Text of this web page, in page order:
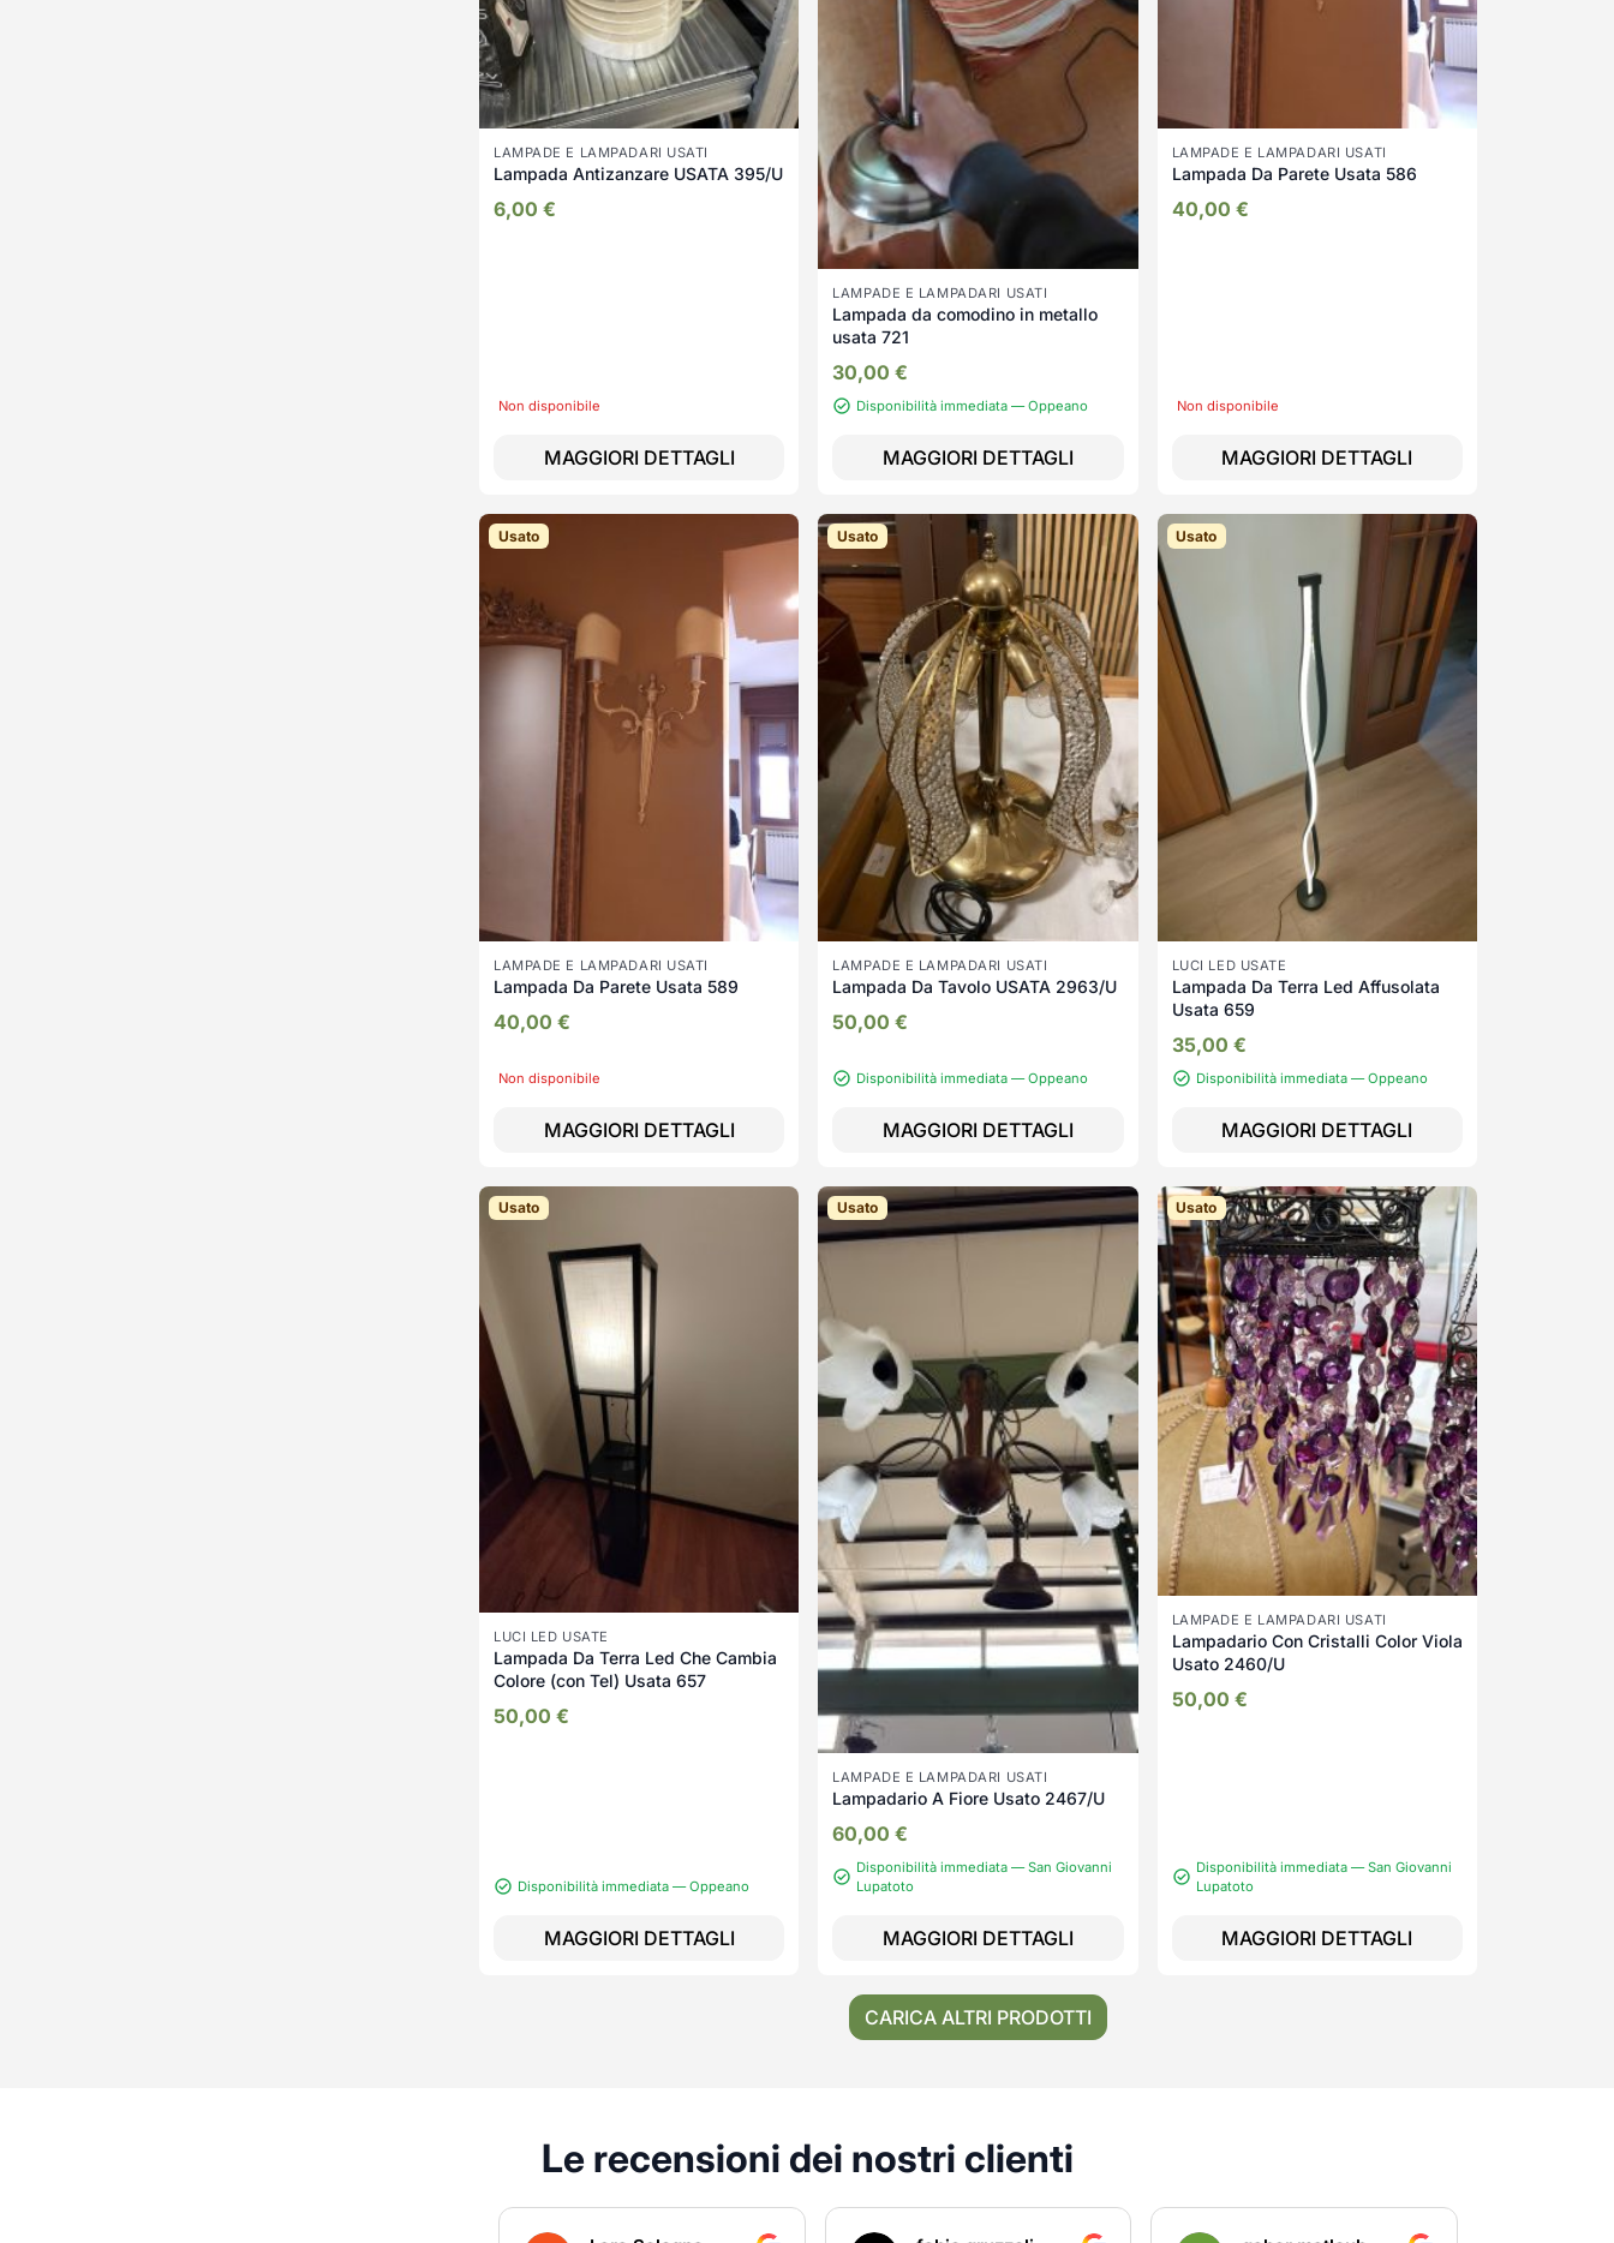
LAMPADE E LAMPADARI USATI
Lampada Antizanzare USATA 395/U
6,00 €
Non disponibile
MAGGIORI DETTAGLI
LAMPADE E LAMPADARI USATI
Lampada da comodino in metallo
usata 721
30,00€
Disponibilità immediata — Oppeano
MAGGIORI DETTAGLI
LAMPADE E LAMPADARI USATI
Lampada Da Parete Usata 586
40,00 €
Non disponibile
MAGGIORI DETTAGLI
Usato
LAMPADE E LAMPADARI USATI
Lampada Da Parete Usata 589
40,00 €
Non disponibile
MAGGIORI DETTAGLI
Usato
LAMPADE E LAMPADARI USATI
Lampada Da Tavolo USATA 2963/U
50,00€
Disponibilità immediata — Oppeano
MAGGIORI DETTAGLI
Usato
LUCI LED USATE
Lampada Da Terra Led Affusolata
Usata 659
35,00 €
Disponibilità immediata — Oppeano
MAGGIORI DETTAGLI
Usato
LUCI LED USATE
Lampada Da Terra Led Che Cambia
Colore (con Tel) Usata 657
50,00 €
Disponibilità immediata — Oppeano
MAGGIORI DETTAGLI
Usato
LAMPADE E LAMPADARI USATI
Lampadario A Fiore Usato 2467/U
60,00€
Disponibilità immediata — San Giovanni
Lupatoto
MAGGIORI DETTAGLI
Usato
LAMPADE E LAMPADARI USATI
Lampadario Con Cristalli Color Viola
Usato 2460/U
50,00 €
Disponibilità immediata — San Giovanni
Lupatoto
MAGGIORI DETTAGLI
CARICA ALTRI PRODOTTI
Le recensioni dei nostri clienti